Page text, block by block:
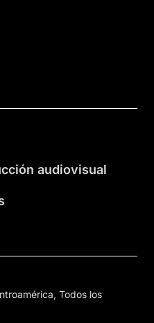
audiovisual
Todos los